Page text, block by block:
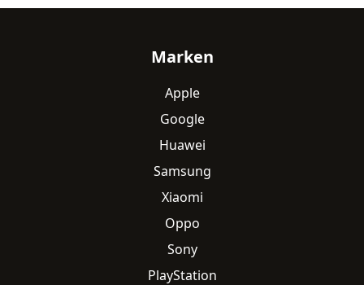
Marken
Apple
Google
Huawei
Samsung
Xiaomi
Oppo
Sony
PlayStation